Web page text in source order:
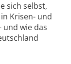
sich selbst,
Krisen- und
wie das